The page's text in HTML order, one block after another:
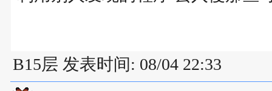
B15层 发表时间: 08/04 22:33